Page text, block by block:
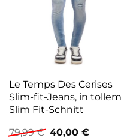
Le Temps Des Cerises
Slim-fit-Jeans, in tollem
Slim Fit-Schnitt
79,99€ Ursprünglicher
40,00 €Aktueller